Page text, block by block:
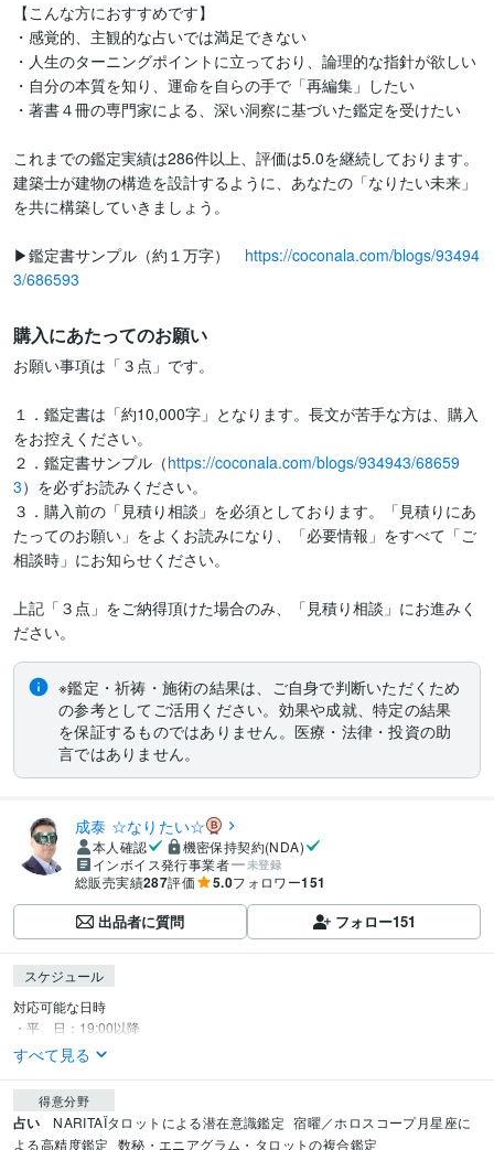
【こんな方におすすめです】
・感覚的、主観的な占いでは満足できない
・人生のターニングポイントに立っており、論理的な指針が欲しい
・自分の本質を知り、運命を自らの手で「再編集」したい
・著書４冊の専門家による、深い洞察に基づいた鑑定を受けたい
これまでの鑑定実績は286件以上、評価は5.0を継続しております。
建築士が建物の構造を設計するように、あなたの「なりたい未来」
を共に構築していきましょう。
▶鑑定書サンプル（約１万字） https://coconala.com/blogs/93494
3/686593
購入にあたってのお願い
お願い事項は「３点」です。
１．鑑定書は「約10,000字」となります。長文が苦手な方は、購入
をお控えください。
２．鑑定書サンプル（https://coconala.com/blogs/934943/68659
3）を必ずお読みください。
３．購入前の「見積り相談」を必須としております。「見積りにあ
たってのお願い」をよくお読みになり、「必要情報」をすべて「ご
相談時」にお知らせください。
上記「３点」をご納得頂けた場合のみ、「見積り相談」にお進みく
※鑑定・祈祷・施術の結果は、ご自身で判断いただくため
の参考としてご活用ください。効果や成就、特定の結果
を保証するものではありません。医療・法律・投資の助
言ではありません。
成泰 ☆なりたい☆
本人確認
機密保持契約(NDA)
インボイス発行事業者
未登録
総販売実績287評価 5.0フォロワー151
出品者に質問 フォロー151
スケジュール
対応可能な日時
・平　日：19:00以降
すべて見る
得意分野
占い NARITAÏタロットによる潜在意識鑑定 宿曜／ホロスコープ月星座に
よる高精度鑑定 数秘・エニアグラム・タロットの複合鑑定